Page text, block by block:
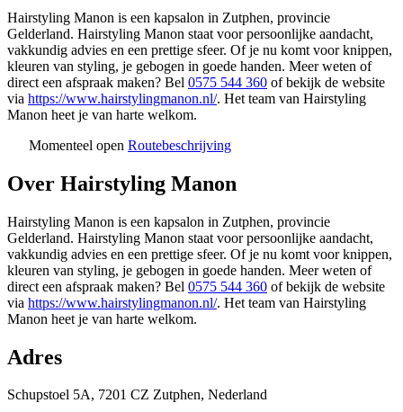
Hairstyling Manon is een kapsalon in Zutphen, provincie
Gelderland. Hairstyling Manon staat voor persoonlijke aandacht,
vakkundig advies en een prettige sfeer. Of je nu komt voor knippen,
kleuren van styling, je gebogen in goede handen. Meer weten of
direct een afspraak maken? Bel 0575 544 360 of bekijk de website
via https://www.hairstylingmanon.nl/. Het team van Hairstyling
Manon heet je van harte welkom.
Momenteel open Routebeschrijving
+
Over Hairstyling Manon
Hairstyling Manon is een kapsalon in Zutphen, provincie
Gelderland. Hairstyling Manon staat voor persoonlijke aandacht,
vakkundig advies en een prettige sfeer. Of je nu komt voor knippen,
kleuren van styling, je gebogen in goede handen. Meer weten of
direct een afspraak maken? Bel 0575 544 360 of bekijk de website
via https://www.hairstylingmanon.nl/. Het team van Hairstyling
Manon heet je van harte welkom.
Adres
Schupstoel 5A, 7201 CZ Zutphen, Nederland